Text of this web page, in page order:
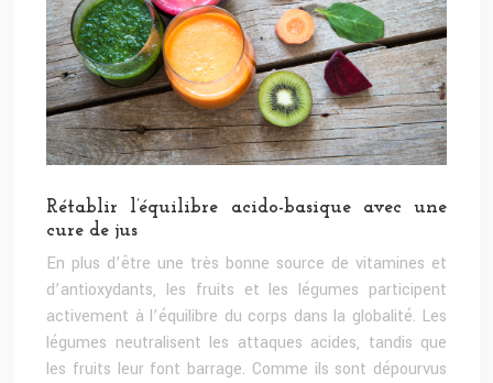
Rétablir l’équilibre acido-basique avec une
cure de jus
En plus d’être une très bonne source de vitamines et
d’antioxydants, les fruits et les légumes participent
activement à l’équilibre du corps dans la globalité. Les
légumes neutralisent les attaques acides, tandis que
les fruits leur font barrage. Comme ils sont dépourvus